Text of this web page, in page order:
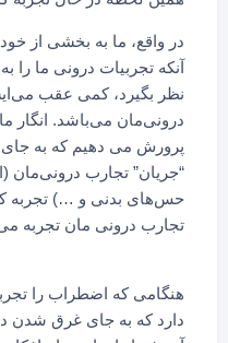
در واقع، ما به بخشی از
آنکه تجربیات درونی ما را
نظر بگیرد، کمی عقب
درونی‌مان می‌باشد. انگار
پرورش می دهیم که به جای
“جریان” تجارب درونی‌مان
حس‌های بدنی و …) تجربه
تجارب درونی مان تجربه
هنگامی که اضطراب را
دارد که به جای غرق شدن